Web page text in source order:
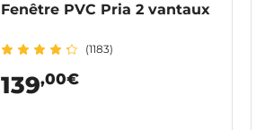
Fenêtre PVC Pria 2 vantaux
(1183)
139,00€